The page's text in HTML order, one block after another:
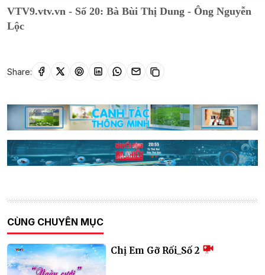
VTV9.vtv.vn - Số 20: Bà Bùi Thị Dung - Ông Nguyễn
Lộc
Share:
CÙNG CHUYÊN MỤC
Chị Em Gỡ Rối_Số 2